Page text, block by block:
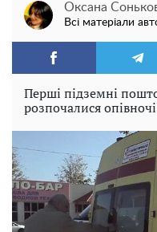
Оксана
Всі матеріали
Перші підземні
розпочалися